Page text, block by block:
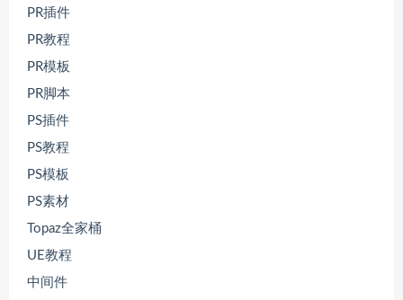
PR插件
PR教程
PR模板
PR脚本
PS插件
PS教程
PS模板
PS素材
Topaz全家桶
UE教程
中间件